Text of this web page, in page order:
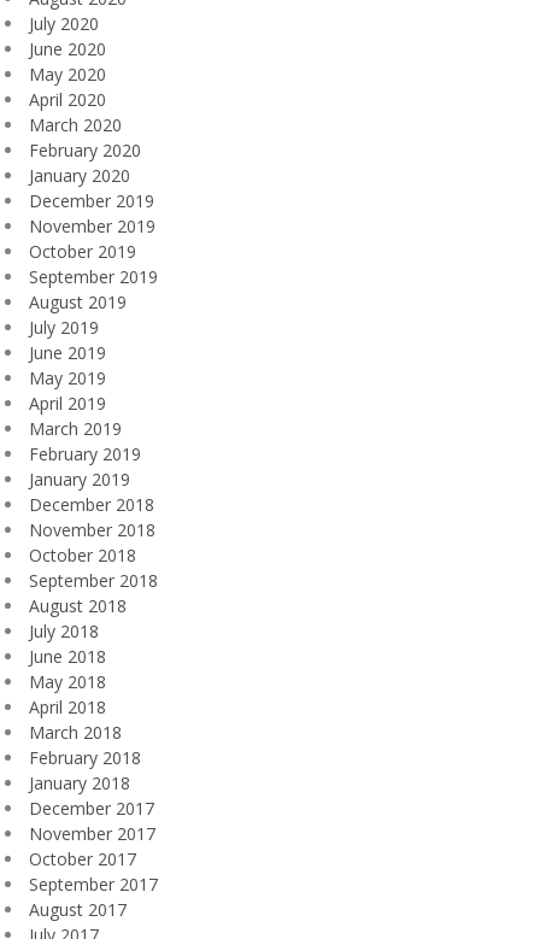
July 2020
June 2020
May 2020
April 2020
March 2020
February 2020
January 2020
December 2019
November 2019
October 2019
September 2019
August 2019
July 2019
June 2019
May 2019
April 2019
March 2019
February 2019
January 2019
December 2018
November 2018
October 2018
September 2018
August 2018
July 2018
June 2018
May 2018
April 2018
March 2018
February 2018
January 2018
December 2017
November 2017
October 2017
September 2017
August 2017
July 2017